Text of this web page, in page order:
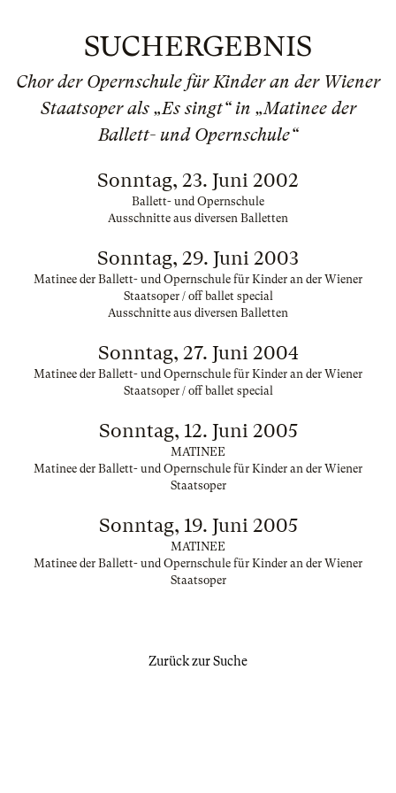
SUCHERGEBNIS
Chor der Opernschule für Kinder an der Wiener
Staatsoper als „Es singt“ in „Matinee der
Ballett- und Opernschule“
Sonntag, 23. Juni 2002
Ballett- und Opernschule
Ausschnitte aus diversen Balletten
Sonntag, 29. Juni 2003
Matinee der Ballett- und Opernschule für Kinder an der Wiener
Staatsoper / off ballet special
Ausschnitte aus diversen Balletten
Sonntag, 27. Juni 2004
Matinee der Ballett- und Opernschule für Kinder an der Wiener
Staatsoper / off ballet special
Sonntag, 12. Juni 2005
MATINEE
Matinee der Ballett- und Opernschule für Kinder an der Wiener
Staatsoper
Sonntag, 19. Juni 2005
MATINEE
Matinee der Ballett- und Opernschule für Kinder an der Wiener
Staatsoper
Zurück zur Suche